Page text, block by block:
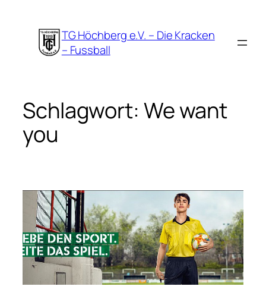
springen
TG Höchberg e.V. – Die Kracken
– Fussball
Schlagwort: We want
you